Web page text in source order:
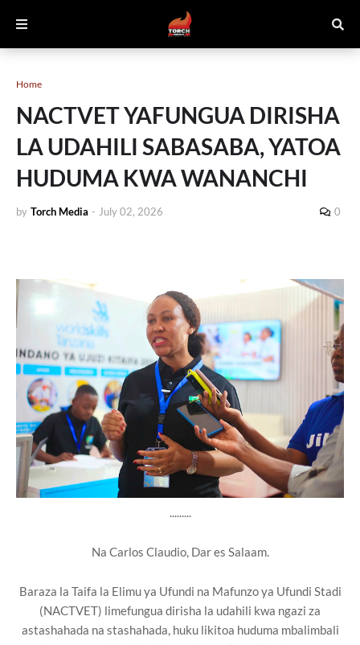
Home
NACTVET YAFUNGUA DIRISHA
LA UDAHILI SABASABA, YATOA
HUDUMA KWA WANANCHI
by Torch Media - July 02, 2026 0
Na Carlos Claudio, Dar es Salaam.
Baraza la Taifa la Elimu ya Ufundi na Mafunzo ya Ufundi Stadi
(NACTVET) limefungua dirisha la udahili kwa ngazi za
astashahada na stashahada, huku likitoa huduma mbalimbali